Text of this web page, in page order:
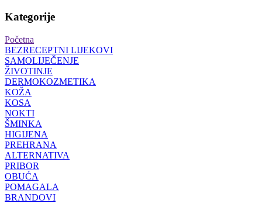
Kategorije
Početna
BEZRECEPTNI LIJEKOVI
SAMOLIJEČENJE
ŽIVOTINJE
DERMOKOZMETIKA
KOŽA
KOSA
NOKTI
ŠMINKA
HIGIJENA
PREHRANA
ALTERNATIVA
PRIBOR
OBUĆA
POMAGALA
BRANDOVI